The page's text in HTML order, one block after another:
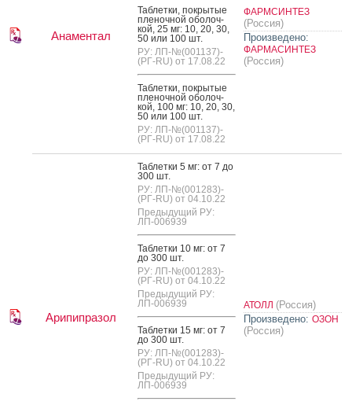
Анаментал
Таб­летки, пок­ры­тые
пле­ноч­ной обо­лоч­
кой, 25 мг: 10, 20, 30,
50 или 100 шт.
РУ: ЛП-№(001137)-
(РГ-RU) от 17.08.22
Таб­летки, пок­ры­тые
пле­ноч­ной обо­лоч­
кой, 100 мг: 10, 20, 30,
50 или 100 шт.
РУ: ЛП-№(001137)-
(РГ-RU) от 17.08.22
ФАРМСИНТЕЗ
(Россия)
Произведено:
ФАРМАСИНТЕЗ
(Россия)
Арипипразол
Таб­летки 5 мг: от 7 до
300 шт.
РУ: ЛП-№(001283)-
(РГ-RU) от 04.10.22
Предыдущий РУ:
ЛП-006939
Таб­летки 10 мг: от 7
до 300 шт.
РУ: ЛП-№(001283)-
(РГ-RU) от 04.10.22
Предыдущий РУ:
ЛП-006939
Таб­летки 15 мг: от 7
до 300 шт.
РУ: ЛП-№(001283)-
(РГ-RU) от 04.10.22
Предыдущий РУ:
ЛП-006939
АТОЛЛ (Россия)
Произведено: ОЗОН
(Россия)